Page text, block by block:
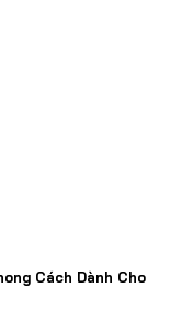
Cách Dành Cho